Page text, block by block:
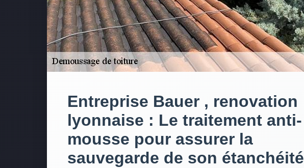
Entreprise Bauer , renovation
lyonnaise : Le traitement anti-
mousse pour assurer la
sauvegarde de son étanchéité